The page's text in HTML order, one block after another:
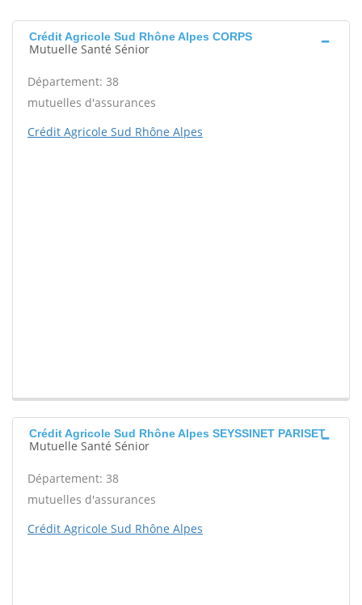
Crédit Agricole Sud Rhône Alpes CORPS
Mutuelle Santé Sénior
Département: 38
mutuelles d'assurances
Crédit Agricole Sud Rhône Alpes
Crédit Agricole Sud Rhône Alpes SEYSSINET PARISET
Mutuelle Santé Sénior
Département: 38
mutuelles d'assurances
Crédit Agricole Sud Rhône Alpes